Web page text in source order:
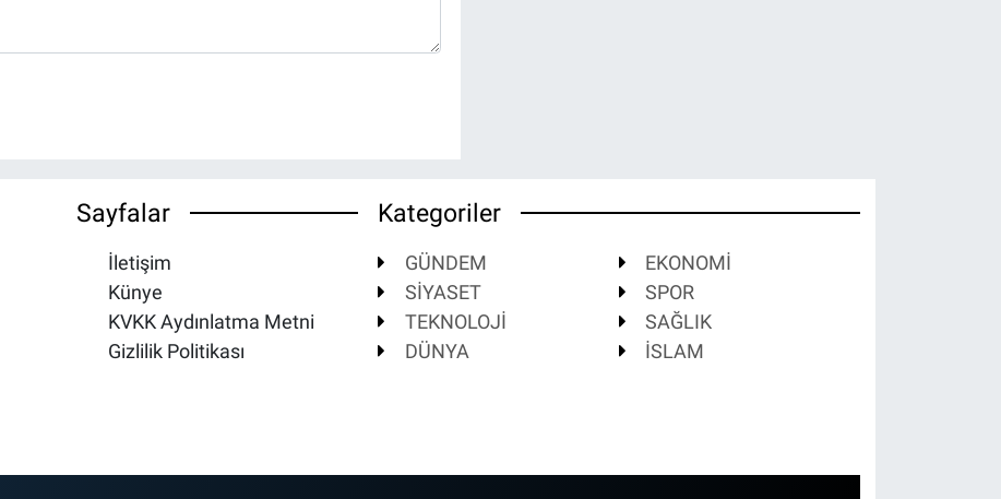
Sayfalar
İletişim
Künye
KVKK Aydınlatma Metni
Gizlilik Politikası
Kategoriler
GÜNDEM
EKONOMİ
SİYASET
SPOR
TEKNOLOJİ
SAĞLIK
DÜNYA
İSLAM